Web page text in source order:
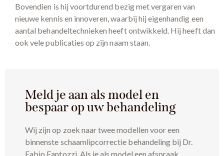
Bovendien is hij voortdurend bezig met vergaren van
nieuwe kennis en innoveren, waarbij hij eigenhandig een
aantal behandeltechnieken heeft ontwikkeld. Hij heeft dan
ook vele publicaties op zijn naam staan.
Meld je aan als model en
bespaar op uw behandeling
Wij zijn op zoek naar twee modellen voor een
binnenste schaamlipcorrectie behandeling bij Dr.
Fabio Fantozzi. Als je als model een afspraak